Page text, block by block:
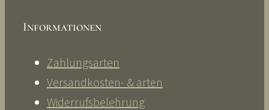
Informationen
Zahlungsarten
Versandkosten- & arten
Widerrufsbelehrung